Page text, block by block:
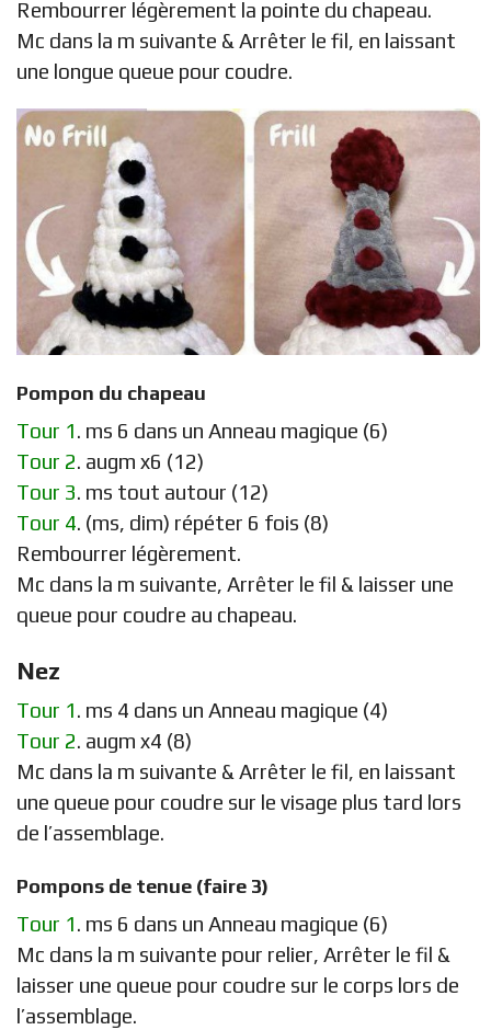
Rembourrer légèrement la pointe du chapeau.
Mc dans la m suivante & Arrêter le fil, en laissant
une longue queue pour coudre.
Pompon du chapeau
Tour 1. ms 6 dans un Anneau magique (6)
Tour 2. augm x6 (12)
Tour 3. ms tout autour (12)
Tour 4. (ms, dim) répéter 6 fois (8)
Rembourrer légèrement.
Mc dans la m suivante, Arrêter le fil & laisser une
queue pour coudre au chapeau.
Nez
Tour 1. ms 4 dans un Anneau magique (4)
Tour 2. augm x4 (8)
Mc dans la m suivante & Arrêter le fil, en laissant
une queue pour coudre sur le visage plus tard lors
de l’assemblage.
Pompons de tenue (faire 3)
Tour 1. ms 6 dans un Anneau magique (6)
Mc dans la m suivante pour relier, Arrêter le fil &
laisser une queue pour coudre sur le corps lors de
l’assemblage.